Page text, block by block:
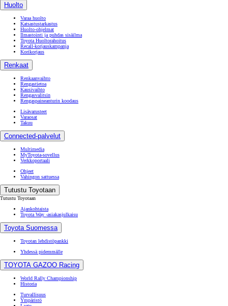
Huolto
Varaa huolto
Katsastustarkastus
Huolto-ohjelmat
Ilmastointi ja puhdas sisäilma
Toyota Huoltorahoitus
Recall-korjauskampanja
Korikorjaus
Renkaat
Renkaanvaihto
Rengastietoa
Kausivaihto
Rengasvalitsin
Rengaspaineanturin koodaus
Lisävarusteet
Varaosat
Takuu
Connected-palvelut
Multimedia
MyToyota-sovellus
Verkkoportaali
Ohjeet
Vahingon sattuessa
Tutustu Toyotaan
Tutustu Toyotaan
Ajankohtaista
Toyota Way -asiakasjulkaisu
Toyota Suomessa
Toyotan lehdistöpankki
Yhdessä pidemmälle
TOYOTA GAZOO Racing
World Rally Championship
Historia
Turvallisuus
Ympäristö